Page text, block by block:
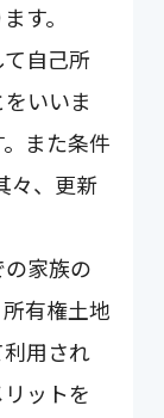
す。
自己所
いいま
また条件
々、更新
家族の
有権土地
用され
ットを